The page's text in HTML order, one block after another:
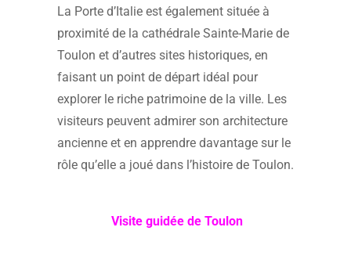
La Porte d’Italie est également située à
proximité de la cathédrale Sainte-Marie de
Toulon et d’autres sites historiques, en
faisant un point de départ idéal pour
explorer le riche patrimoine de la ville. Les
visiteurs peuvent admirer son architecture
ancienne et en apprendre davantage sur le
rôle qu’elle a joué dans l’histoire de Toulon.
Visite guidée de Toulon